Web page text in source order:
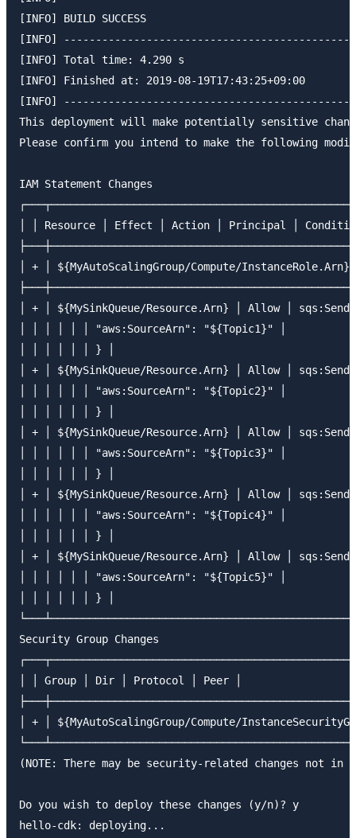
[INFO] BUILD SUCCESS
[INFO]
[INFO] Total time: 4.290 s
[INFO] Finished at: 2019-08-19T17:43:25+09:00
[INFO]
This deployment will make potentially sensitive
Please confirm you intend to make the following
IAM Statement Changes
│ │ Resource │ Effect │ Action │ Principal │
│ + │ ${MyAutoScalingGroup/Compute/
│ + │ ${MySinkQueue/Resource.Arn} │ Allow │
│ │ │ │ │ │ "aws:SourceArn": "${Topic1}" │
│ │ │ │ │ │ } │
│ + │ ${MySinkQueue/Resource.Arn} │ Allow │
│ │ │ │ │ │ "aws:SourceArn": "${Topic2}" │
│ │ │ │ │ │ } │
│ + │ ${MySinkQueue/Resource.Arn} │ Allow │
│ │ │ │ │ │ "aws:SourceArn": "${Topic3}" │
│ │ │ │ │ │ } │
│ + │ ${MySinkQueue/Resource.Arn} │ Allow │
│ │ │ │ │ │ "aws:SourceArn": "${Topic4}" │
│ │ │ │ │ │ } │
│ + │ ${MySinkQueue/Resource.Arn} │ Allow │
│ │ │ │ │ │ "aws:SourceArn": "${Topic5}" │
│ │ │ │ │ │ } │
Security Group Changes
│ │ Group │ Dir │ Protocol │ Peer │
│ + │ ${MyAutoScalingGroup/Compute/
(NOTE: There may be security-related changes not
Do you wish to deploy these changes (y/n)? y
hello-cdk: deploying...